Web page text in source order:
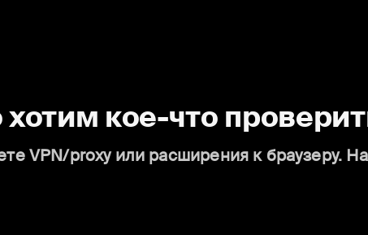
кое-что
VPN/proxy или расширения к браузеру.